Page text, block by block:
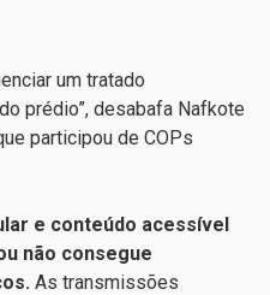
um tratado
prédio”, desabafa Nafkote
participou de COPs
e conteúdo acessível
não consegue
As transmissões